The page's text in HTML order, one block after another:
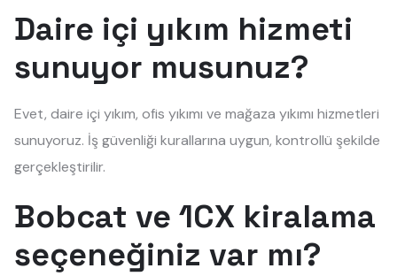
Daire içi yıkım hizmeti
sunuyor musunuz?
Evet, daire içi yıkım, ofis yıkımı ve mağaza yıkımı hizmetleri
sunuyoruz. İş güvenliği kurallarına uygun, kontrollü şekilde
gerçekleştirilir.
Bobcat ve 1CX kiralama
seçeneğiniz var mı?